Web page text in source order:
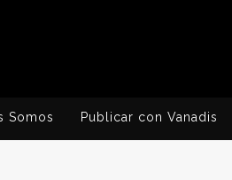
Somos Publicar con Vanadis